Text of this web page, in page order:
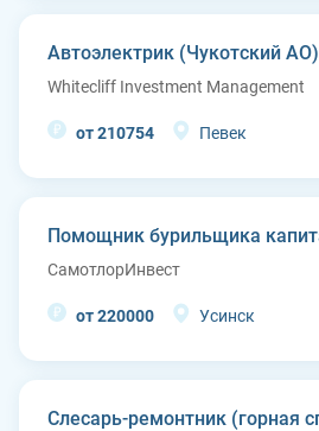
Автоэлектрик (Чукотский АО)
Whitecliff Investment Management
от 210754 Певек
СамотлорИнвест
от 220000 Усинск